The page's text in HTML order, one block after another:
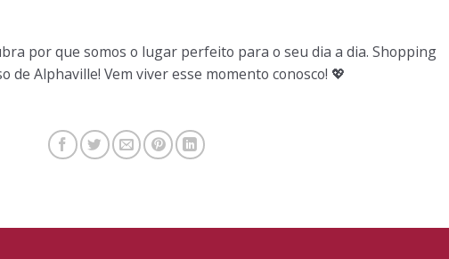
por que somos o lugar perfeito para o seu dia a dia. Shopping
de Alphaville! Vem viver esse momento conosco! 💖